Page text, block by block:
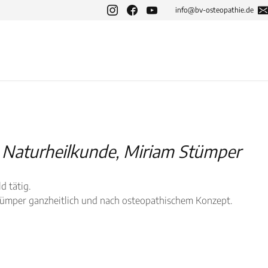
info@bv-osteopathie.de
Miriam Stümper
tätig.
ganzheitlich und nach osteopathischem Konzept.